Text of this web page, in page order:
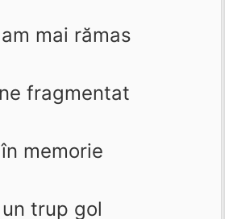
mai rămas
fragmentat
în memorie
un trup gol